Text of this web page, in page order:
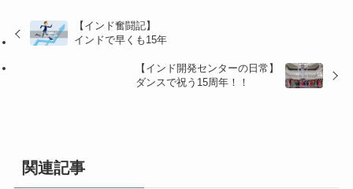
【インド奮闘記】
インドで早くも15年
【インド開発センターの日常】
ダンスで祝う15周年！！
関連記事